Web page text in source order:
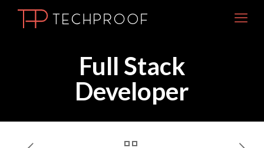
Full Stack
Developer